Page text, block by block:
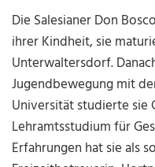
Die Salesianer Don
ihrer Kindheit, sie
Unterwaltersdorf.
Jugendbewegung mit
Universität studierte sie
Lehramtsstudium für
Erfahrungen hat sie als